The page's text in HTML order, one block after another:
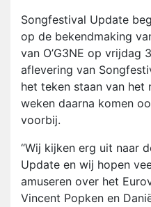
Songfestival Update
op de bekendmaking
van O’G3NE op vrijdag
aflevering van
het teken staan van het
weken daarna komen
voorbij.
“Wij kijken erg uit naar
Update en wij hopen
amuseren over het
Vincent Popken en